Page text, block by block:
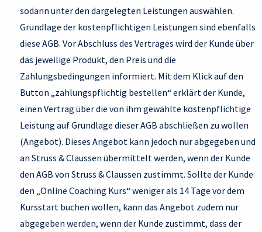
sodann unter den dargelegten Leistungen auswählen.
Grundlage der kostenpflichtigen Leistungen sind ebenfalls
diese AGB. Vor Abschluss des Vertrages wird der Kunde über
das jeweilige Produkt, den Preis und die
Zahlungsbedingungen informiert. Mit dem Klick auf den
Button „zahlungspflichtig bestellen“ erklärt der Kunde,
einen Vertrag über die von ihm gewählte kostenpflichtige
Leistung auf Grundlage dieser AGB abschließen zu wollen
(Angebot). Dieses Angebot kann jedoch nur abgegeben und
an Struss & Claussen übermittelt werden, wenn der Kunde
den AGB von Struss & Claussen zustimmt. Sollte der Kunde
den „Online Coaching Kurs“ weniger als 14 Tage vor dem
Kursstart buchen wollen, kann das Angebot zudem nur
abgegeben werden, wenn der Kunde zustimmt, dass der